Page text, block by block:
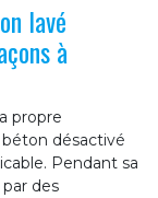
lavé
à
propre
désactivé
Pendant sa
des